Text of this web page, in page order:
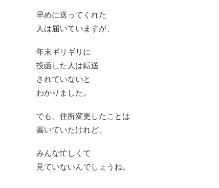
早めに送ってくれた
人は届いていますが、
年末ギリギリに
投函した人は転送
されていないと
わかりました。
でも、住所変更したことは
書いていたけれど、
みんな忙しくて
見ていないんでしょうね。